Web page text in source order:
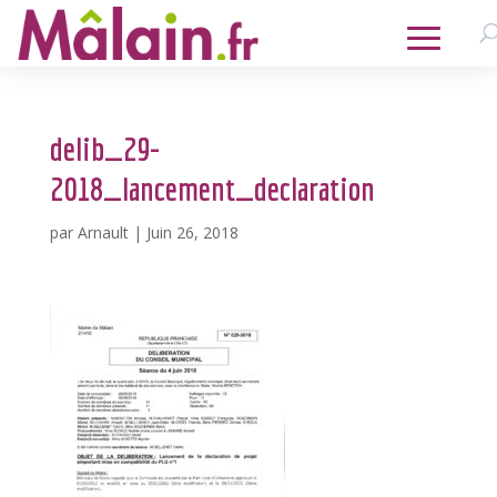
delib_29-
2018_lancement_declaration
par Arnault| Juin 26, 2018